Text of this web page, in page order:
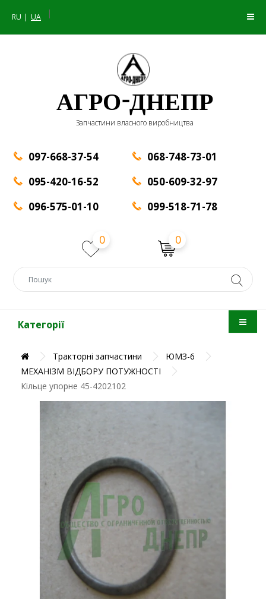
RU UA |
АГРО-ДНЕПР
Запчастини власного виробництва
097-668-37-54
095-420-16-52
096-575-01-10
068-748-73-01
050-609-32-97
099-518-71-78
0 0
Категорії
Тракторні запчастини
ЮМЗ-6
МЕХАНІЗМ ВІДБОРУ ПОТУЖНОСТІ
Кільце упорне 45-4202102